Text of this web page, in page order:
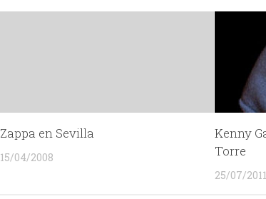
Zappa en Sevilla
15/04/2008
Kenny
Torre
25/07/2011